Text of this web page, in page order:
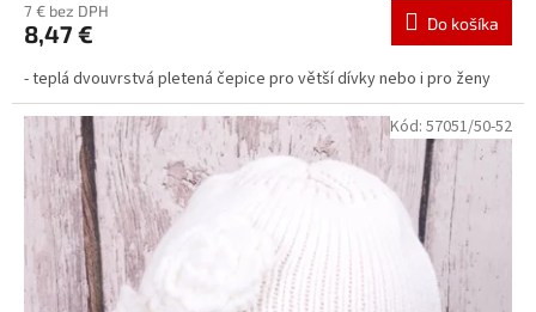
7 € bez DPH
8,47 € Do košíka
- teplá dvouvrstvá pletená čepice pro větší dívky nebo i pro ženy
Kód: 57051/50-52